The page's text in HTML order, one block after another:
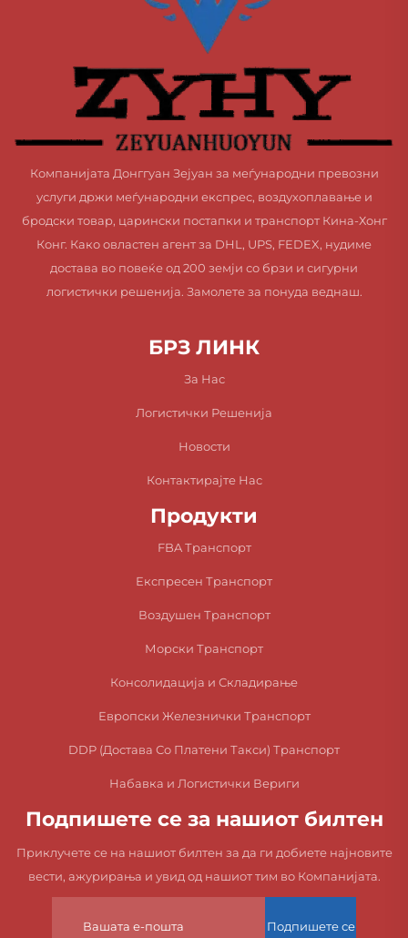
Компанијата Донггуан Зејуан за меѓународни превозни
услуги држи меѓународни експрес, воздухоплавање и
бродски товар, царински постапки и транспорт Кина-Хонг
Конг. Како овластен агент за DHL, UPS, FEDEX, нудиме
достава во повеќе од 200 земји со брзи и сигурни
логистички решенија. Замолете за понуда веднаш.
БРЗ ЛИНК
За Нас
Логистички Решенија
Новости
Контактирајте Нас
Продукти
FBA Транспорт
Експресен Транспорт
Воздушен Транспорт
Морски Транспорт
Консолидација и Складирање
Европски Железнички Транспорт
DDP (Достава Со Платени Такси) Транспорт
Набавка и Логистички Вериги
Подпишете се за нашиот билтен
Приклучете се на нашиот билтен за да ги добиете најновите
вести, ажурирања и увид од нашиот тим во Компанијата.
Подпишете се